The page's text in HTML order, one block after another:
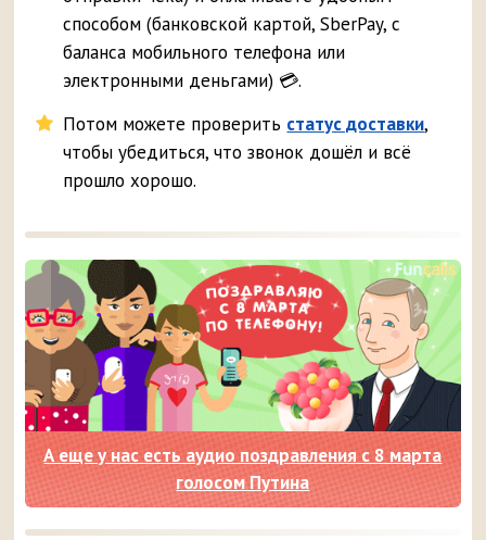
способом (банковской картой, SberPay, с
баланса мобильного телефона или
электронными деньгами) 💳.
Потом можете проверить статус доставки,
чтобы убедиться, что звонок дошёл и всё
прошло хорошо.
А еще у нас есть аудио поздравления с 8 марта
голосом Путина